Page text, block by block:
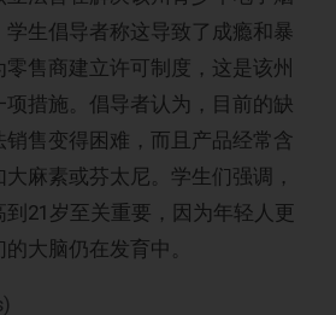
生倡导者称这导致了成瘾和暴
售商建立许可制度，这是该州
措施。倡导者认为，目前的缺
销售变得困难，而且产品经常含
麻素或芬太尼。学生们强调，
21岁至关重要，因为年轻人更
大脑仍在发育中。